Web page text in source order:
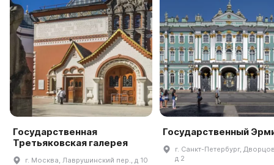
Государственная
Третьяковская галерея
г. Москва, Лаврушинский пер., д 10
Государственный
г. Санкт-Петербург,
д 2